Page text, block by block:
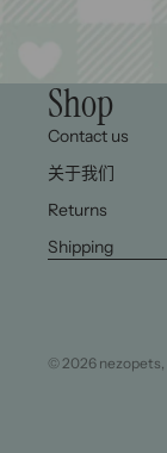
Shop
Contact us
关于我们
Returns
Shipping
© 2026 nezopets,